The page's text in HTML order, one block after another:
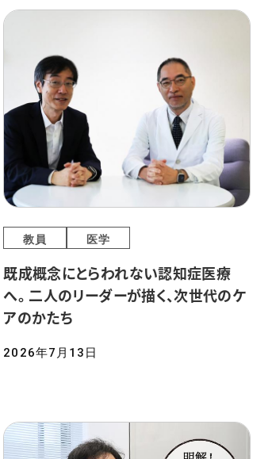
2026年7月13日
教員 医学
既成概念にとらわれない認知症医療
へ。 二人のリーダーが描く、次世代のケ
アのかたち